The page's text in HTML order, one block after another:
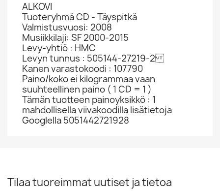
ALKOVI
Tuoteryhmä CD - Täyspitkä
Valmistusvuosi: 2008
Musiikkilaji: SF 2000-2015
Levy-yhtiö : HMC
Levyn tunnus : 505144-27219-2
Kanen varastokoodi : 107790
Paino/koko ei kilogrammaa vaan
suuhteellinen paino ( 1 CD = 1 )
Tämän tuotteen painoyksikkö : 1
mahdollisella viivakoodilla lisätietoja
Googlella 5051442721928
Tilaa tuoreimmat uutiset ja tietoa